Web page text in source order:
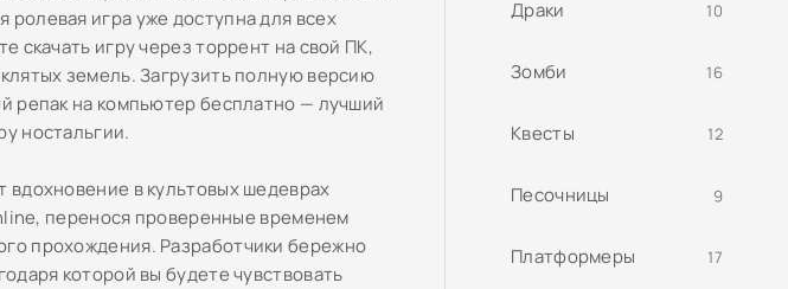
игра уже доступна для всех
скачать игру через торрент на свой ПК,
земель. Загрузить полную версию
репак на компьютер бесплатно — лучший
ностальгии.
вдохновение в культовых шедеврах
перенося проверенные временем
прохождения. Разработчики бережно
которой вы будете чувствовать
Драки 10
Зомби 16
Квесты 12
Песочницы 9
Платформеры 17